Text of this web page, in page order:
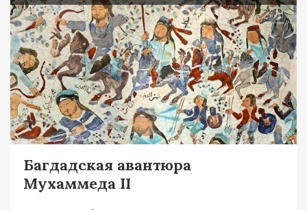
Багдадская авантюра
Мухаммеда II